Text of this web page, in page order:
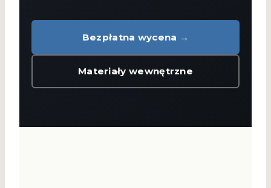
Bezpłatna wycena →
Materiały wewnętrzne